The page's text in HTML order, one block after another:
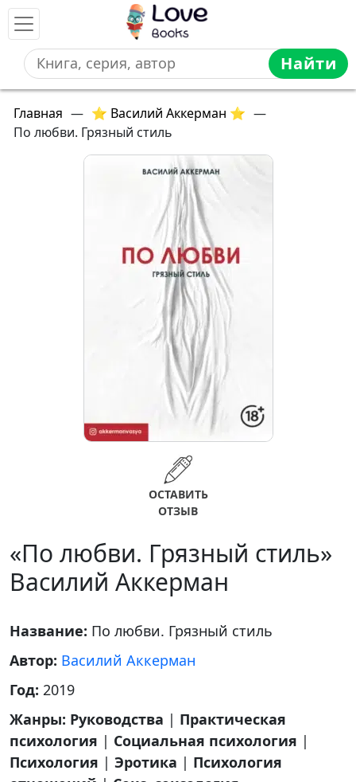
Найти
Главная — ⭐ Василий Аккерман ⭐ —
По любви. Грязный стиль
ОСТАВИТЬ
ОТЗЫВ
«По любви. Грязный стиль»
Василий Аккерман
Название: По любви. Грязный стиль
Автор: Василий Аккерман
Год: 2019
Жанры: Руководства | Практическая
психология | Социальная психология |
Психология | Эротика | Психология